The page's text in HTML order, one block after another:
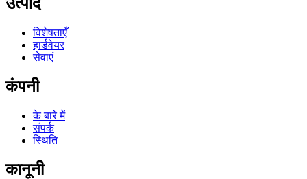
विशेषताएँ
हार्डवेयर
सेवाएं
कंपनी
के बारे में
संपर्क
स्थिति
कानूनी